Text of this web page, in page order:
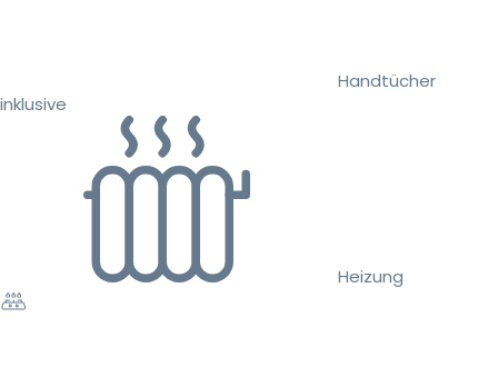
Handtücher
inklusive
Heizung